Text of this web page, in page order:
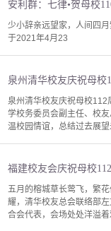
安利群：七律•贺母校
少小辞亲远望家，人间四
于2021年4月23
泉州清华校友庆祝母校
泉州清华校友庆祝母校
学校务委员会副主任、校
温校园情谊，总结过去展
福建校友会庆祝母校
五月的榕城草长莺飞，繁
耀，清华校友总会联络部
合会代表，会场处处洋溢